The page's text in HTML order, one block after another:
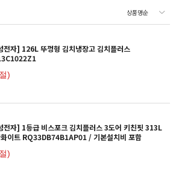
전자] 126L 뚜껑형 김치냉장고 김치플러스
)
전자] 1등급 비스포크 김치플러스 3도어 키친핏 313L
이트 RQ33DB74B1AP01 / 기본설치비 포함
)